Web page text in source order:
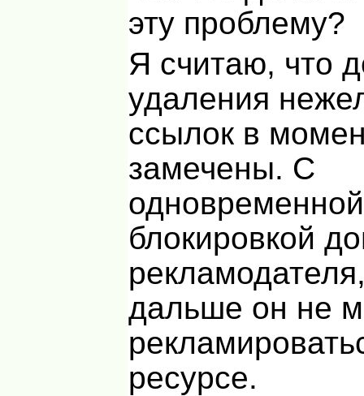
эту проблему?
Я считаю, что
удаления
ссылок в
замечены. С
одновременной
блокировкой
дальше он не
ресурсе.